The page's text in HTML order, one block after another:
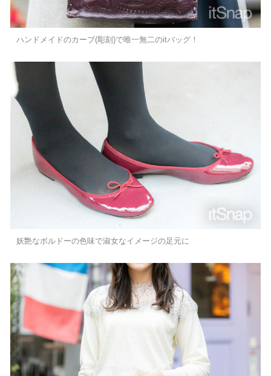
ハンドメイドのカーブ(彫刻)で唯一無二のitバッグ！
妖艶なボルドーの色味で淑女なイメージの足元に